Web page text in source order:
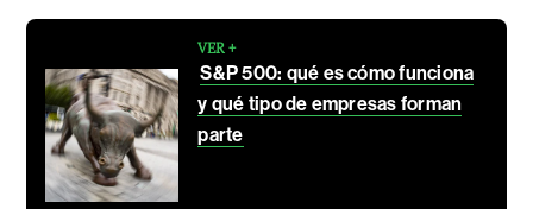
VER +
S&P 500: qué es cómo funciona
y qué tipo de empresas forman
parte